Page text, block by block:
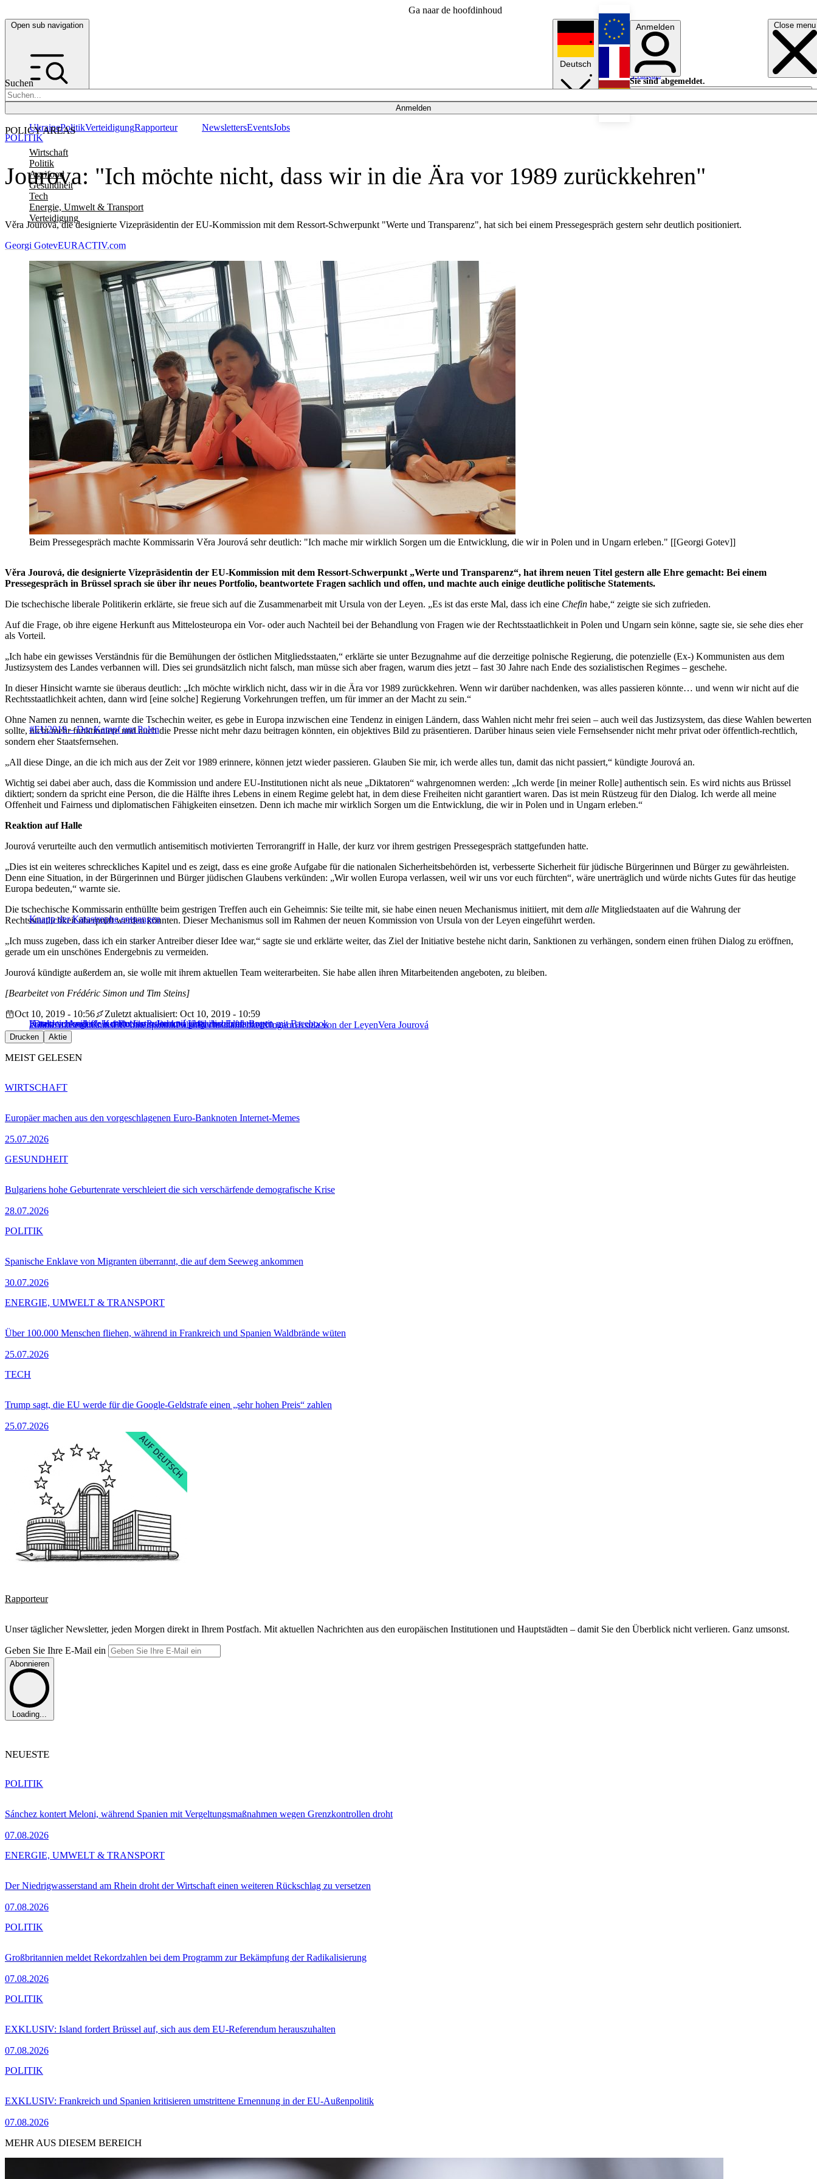
Ga naar de hoofdinhoud
Open sub navigation Close menu
Suchen
Anmelden
POLICY AREAS
Wirtschaft
Politik
Agrifood
Gesundheit
Tech
Energie, Umwelt & Transport
Verteidigung
UkrainePolitikVerteidigungRapporteur NewslettersEventsJobs
Deutsch
English
Français
Anmelden
Sie sind abgemeldet.
Anmelden
Licht aus
Jourova: "Ich möchte nicht, dass wir in die Ära vor 1989 zurückkehren"
Věra Jourová, die designierte Vizepräsidentin der EU-Kommission mit dem Ressort-Schwerpunkt "Werte und Transparenz", hat sich bei einem Pressegespräch gestern sehr deutlich positioniert.
POLITIK
Georgi GotevEURACTIV.com
Beim Pressegespräch machte Kommissarin Věra Jourová sehr deutlich: "Ich mache mir wirklich Sorgen um die Entwicklung, die wir in Polen und in Ungarn erleben." [[Georgi Gotev]]
Věra Jourová, die designierte Vizepräsidentin der EU-Kommission mit dem Ressort-Schwerpunkt „Werte und Transparenz“, hat ihrem neuen Titel gestern alle Ehre gemacht: Bei einem
Pressegespräch in Brüssel sprach sie über ihr neues Portfolio, beantwortete Fragen sachlich und offen, und machte auch einige deutliche politische Statements.
Die tschechische liberale Politikerin erklärte, sie freue sich auf die Zusammenarbeit mit Ursula von der Leyen. „Es ist das erste Mal, dass ich eine Chefin habe,“ zeigte sie sich zufrieden.
Auf die Frage, ob ihre eigene Herkunft aus Mittelosteuropa ein Vor- oder auch Nachteil bei der Behandlung von Fragen wie der Rechtsstaatlichkeit in Polen und Ungarn sein könne, sagte sie, sie sehe dies eher
als Vorteil.
„Ich habe ein gewisses Verständnis für die Bemühungen der östlichen Mitgliedsstaaten,“ erklärte sie unter Bezugnahme auf die derzeitige polnische Regierung, die potenzielle (Ex-) Kommunisten aus dem
Justizsystem des Landes verbannen will. Dies sei grundsätzlich nicht falsch, man müsse sich aber fragen, warum dies jetzt – fast 30 Jahre nach Ende des sozialistischen Regimes – geschehe.
In dieser Hinsicht warnte sie überaus deutlich: „Ich möchte wirklich nicht, dass wir in die Ära vor 1989 zurückkehren. Wenn wir darüber nachdenken, was alles passieren könnte… und wenn wir nicht auf die
Rechtsstaatlichkeit achten, dann wird [eine solche] Regierung Vorkehrungen treffen, um für immer an der Macht zu sein.“
#EU2019 – Der Kampf um Polen
Ohne Namen zu nennen, warnte die Tschechin weiter, es gebe in Europa inzwischen eine Tendenz in einigen Ländern, dass Wahlen nicht mehr frei seien – auch weil das Justizsystem, das diese Wahlen bewerten
sollte, nicht mehr funktioniere und auch die Presse nicht mehr dazu beitragen könnten, ein objektives Bild zu präsentieren. Darüber hinaus seien viele Fernsehsender nicht mehr privat oder öffentlich-rechtlich,
sondern eher Staatsfernsehen.
„All diese Dinge, an die ich mich aus der Zeit vor 1989 erinnere, können jetzt wieder passieren. Glauben Sie mir, ich werde alles tun, damit das nicht passiert,“ kündigte Jourová an.
Wichtig sei dabei aber auch, dass die Kommission und andere EU-Institutionen nicht als neue „Diktatoren“ wahrgenomnen werden: „Ich werde [in meiner Rolle] authentisch sein. Es wird nichts aus Brüssel
diktiert; sondern da spricht eine Person, die die Hälfte ihres Lebens in einem Regime gelebt hat, in dem diese Freiheiten nicht garantiert waren. Das ist mein Rüstzeug für den Dialog. Ich werde all meine
Offenheit und Fairness und diplomatischen Fähigkeiten einsetzen. Denn ich mache mir wirklich Sorgen um die Entwicklung, die wir in Polen und in Ungarn erleben.“
Reaktion auf Halle
Jourová verurteilte auch den vermutlich antisemitisch motivierten Terrorangriff in Halle, der kurz vor ihrem gestrigen Pressegespräch stattgefunden hatte.
„Dies ist ein weiteres schreckliches Kapitel und es zeigt, dass es eine große Aufgabe für die nationalen Sicherheitsbehörden ist, verbesserte Sicherheit für jüdische Bürgerinnen und Bürger zu gewährleisten.
Denn eine Situation, in der Bürgerinnen und Bürger jüdischen Glaubens verkünden: „Wir wollen Europa verlassen, weil wir uns vor euch fürchten“, wäre unerträglich und würde nichts Gutes für das heutige
Europa bedeuten,“ warnte sie.
Knapp der Katastrophe entgangen
Die tschechische Kommissarin enthüllte beim gestrigen Treffen auch ein Geheimnis: Sie teilte mit, sie habe einen neuen Mechanismus initiiert, mit dem alle Mitgliedstaaten auf die Wahrung der
Rechtsstaatlichkeit überprüft werden könnten. Dieser Mechanismus soll im Rahmen der neuen Kommission von Ursula von der Leyen eingeführt werden.
„Ich muss zugeben, dass ich ein starker Antreiber dieser Idee war,“ sagte sie und erklärte weiter, das Ziel der Initiative bestehe nicht darin, Sanktionen zu verhängen, sondern einen frühen Dialog zu eröffnen,
gerade um ein unschönes Endergebnis zu vermeiden.
Jourová kündigte außerdem an, sie wolle mit ihrem aktuellen Team weiterarbeiten. Sie habe allen ihren Mitarbeitenden angeboten, zu bleiben.
[Bearbeitet von Frédéric Simon und Tim Steins]
Frankreich will nicht mehr für Polen und Ungarn zahlen
„Dreckschleuder“: Kommissarin Jourová über ihre Erfahrungen mit Facebook
Katainen: Angriffe auf Rechtstaatlichkeit gefährlicher als Brexit
Oct 10, 2019 - 10:56
Zuletzt aktualisiert: Oct 10, 2019 - 10:59
PolitikAntisemitismusEU-InnenpolitikPolenRechtstaatlichkeitUngarnUrsula von der LeyenVera Jourová
Drucken Aktie
MEIST GELESEN
Europäer machen aus den vorgeschlagenen Euro-Banknoten Internet-Memes
25.07.2026
WIRTSCHAFT
Bulgariens hohe Geburtenrate verschleiert die sich verschärfende demografische Krise
28.07.2026
GESUNDHEIT
Spanische Enklave von Migranten überrannt, die auf dem Seeweg ankommen
30.07.2026
POLITIK
Über 100.000 Menschen fliehen, während in Frankreich und Spanien Waldbrände wüten
25.07.2026
ENERGIE, UMWELT & TRANSPORT
Trump sagt, die EU werde für die Google-Geldstrafe einen „sehr hohen Preis“ zahlen
25.07.2026
TECH
Rapporteur
Unser täglicher Newsletter, jeden Morgen direkt in Ihrem Postfach. Mit aktuellen Nachrichten aus den europäischen Institutionen und Hauptstädten – damit Sie den Überblick nicht verlieren. Ganz umsonst.
Geben Sie Ihre E-Mail ein
Abonnieren
Loading...
NEUESTE
Sánchez kontert Meloni, während Spanien mit Vergeltungsmaßnahmen wegen Grenzkontrollen droht
07.08.2026
POLITIK
Der Niedrigwasserstand am Rhein droht der Wirtschaft einen weiteren Rückschlag zu versetzen
07.08.2026
ENERGIE, UMWELT & TRANSPORT
Großbritannien meldet Rekordzahlen bei dem Programm zur Bekämpfung der Radikalisierung
07.08.2026
POLITIK
EXKLUSIV: Island fordert Brüssel auf, sich aus dem EU-Referendum herauszuhalten
07.08.2026
POLITIK
EXKLUSIV: Frankreich und Spanien kritisieren umstrittene Ernennung in der EU-Außenpolitik
07.08.2026
POLITIK
MEHR AUS DIESEM BEREICH